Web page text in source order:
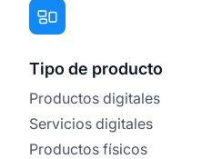
Tipo de producto
Productos digitales
Servicios digitales
Productos físicos